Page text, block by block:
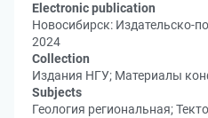
Electronic publication
Новосибирск: Издательско-
2024
Collection
Издания НГУ; Материалы
Subjects
Геология региональная;